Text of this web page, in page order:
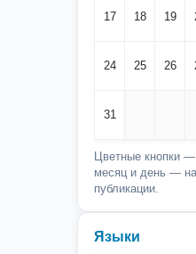
17 18 19
24 25 26
31
Цветные кнопки
месяц и день —
публикации.
Языки